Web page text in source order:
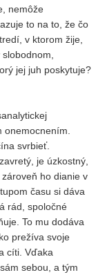
nemôže
to na to, že čo
v ktorom žije,
jej juh poskytuje?
svrbieť.
je úzkostný,
ho dianie v
času si dáva
rád, spoločné
To mu dodáva
prežíva svoje
cíti. Vďaka
sebou, a tým